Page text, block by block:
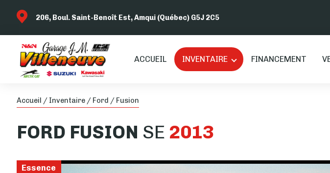
206, Boul. Saint-Benoît Est, Amqui (Québec) G5J 2C5
ACCUEIL INVENTAIRE FINANCEMENT
Accueil / Inventaire / Ford / Fusion
FORD FUSION SE 2013
Essence